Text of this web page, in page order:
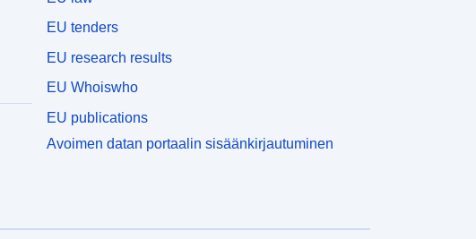
EU tenders
EU research results
EU Whoiswho
EU publications
Avoimen datan portaalin sisäänkirjautuminen